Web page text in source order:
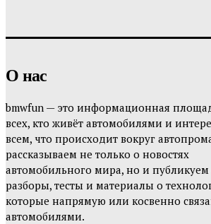
О нас
bmwfun — это информационная
всех, кто живёт автомобилями и
всем, что происходит вокруг
рассказываем не только о новостях
автомобильного мира, но и
разборы, тесты и материалы о
которые напрямую или косвенно
автомобилями.